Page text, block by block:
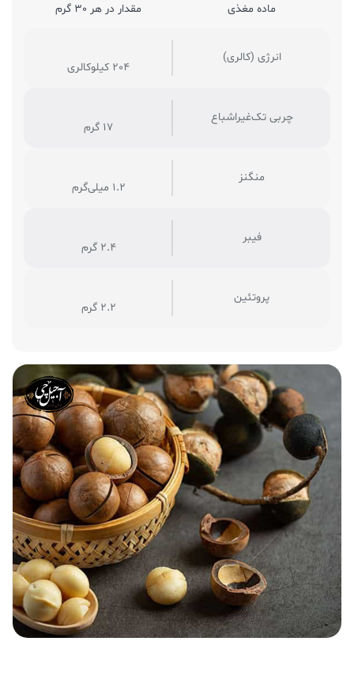
ماده مغذی مقدار در هر 30 گرم
انرژی (کالری)
204 کیلوکالری
چربی تک‌غیراشباع
17 گرم
منگنز
1.2 میلی‌گرم
فیبر
2.4 گرم
پروتئین
2.2 گرم